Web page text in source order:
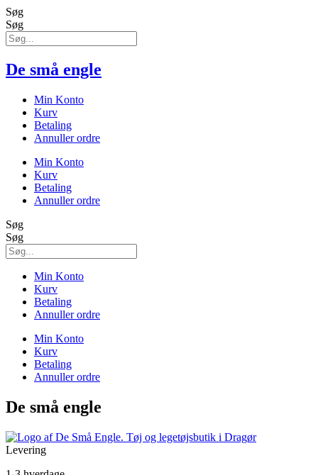
Søg
Søg
De små engle
Min Konto
Kurv
Betaling
Annuller ordre
Min Konto
Kurv
Betaling
Annuller ordre
Søg
Søg
Min Konto
Kurv
Betaling
Annuller ordre
Min Konto
Kurv
Betaling
Annuller ordre
De små engle
Levering